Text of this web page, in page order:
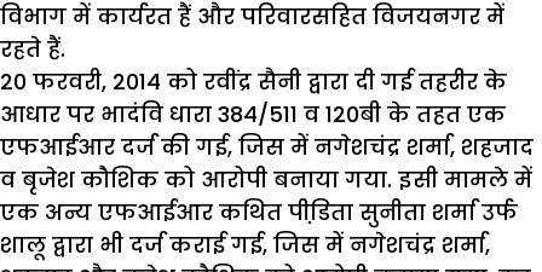
विभाग में कार्यरत हैं और परिवारसहित विजयनगर में
रहते हैं.
20 फरवरी, 2014 को रवींद्र सैनी द्वारा दी गई तहरीर के
आधार पर भादंवि धारा 384/511 व 120बी के तहत एक
एफआईआर दर्ज की गई, जिस में नगेशचंद्र शर्मा, शहजाद
व बृजेश कौशिक को आरोपी बनाया गया. इसी मामले में
एक अन्य एफआईआर कथित पीडि़ता सुनीता शर्मा उर्फ
शालू द्वारा भी दर्ज कराई गई, जिस में नगेशचंद्र शर्मा,